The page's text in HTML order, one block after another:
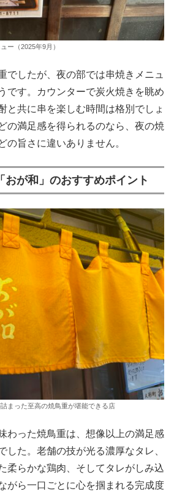
ー（2025年9月）
でしたが、夜の部では串焼きメニュ
です。カウンターで炭火焼きを眺め
と共に串を楽しむ時間は格別でしょ
の満足感を得られるのなら、夜の焼
の旨さに違いありません。
おが和」のおすすめポイント
まった至高の焼鳥重が堪能できる店
わった焼鳥重は、想像以上の満足感
した。老舗の技が光る濃厚なタレ、
柔らかな鶏肉、そしてタレがしみ込
がら一口ごとに心を掴まれる完成度